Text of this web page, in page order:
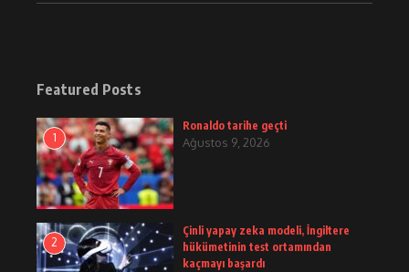
Featured Posts
1
Ronaldo tarihe geçti
Ağustos 9, 2026
2
Çinli yapay zeka modeli, İngiltere
hükümetinin test ortamından
kaçmayı başardı